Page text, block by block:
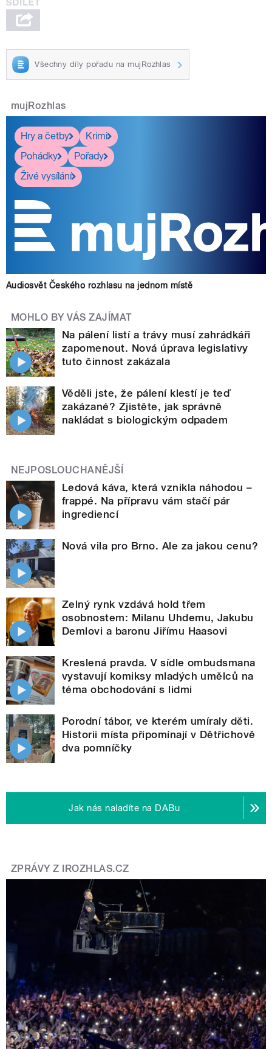
Všechny díly pořadu na mujRozhlas
mujRozhlas
Hry a četby
Krimi
Pohádky
Pořady
Živé vysílání
Audiosvět Českého rozhlasu na jednom místě
MOHLO BY VÁS ZAJÍMAT
Na pálení listí a trávy musí zahrádkáři
zapomenout. Nová úprava legislativy
tuto činnost zakázala
Věděli jste, že pálení klestí je teď
zakázané? Zjistěte, jak správně
nakládat s biologickým odpadem
NEJPOSLOUCHANĚJŠÍ
Ledová káva, která vznikla náhodou –
frappé. Na přípravu vám stačí pár
ingrediencí
Nová vila pro Brno. Ale za jakou cenu?
Zelný rynk vzdává hold třem
osobnostem: Milanu Uhdemu, Jakubu
Demlovi a baronu Jiřímu Haasovi
Kreslená pravda. V sídle ombudsmana
vystavují komiksy mladých umělců na
téma obchodování s lidmi
Porodní tábor, ve kterém umíraly děti.
Historii místa připomínají v Dětřichově
dva pomníčky
Jak nás naladíte na DABu
ZPRÁVY Z IROZHLAS.CZ